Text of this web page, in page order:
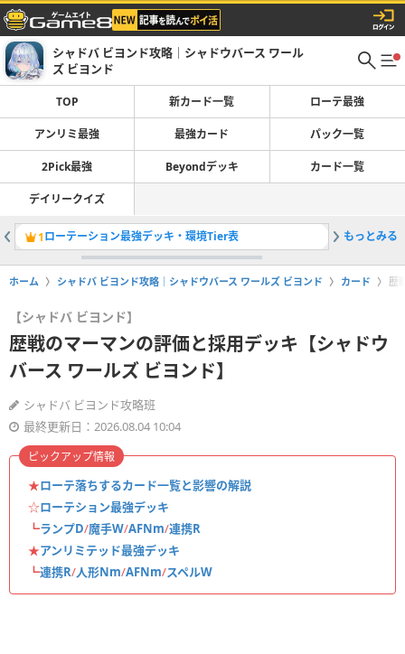
シャドバ ビヨンド攻略｜シャドウバース ワール
ズ ビヨンド
TOP 新カード一覧 ローテ最強
アンリミ最強 最強カード パック一覧
2Pick最強 Beyondデッキ カード一覧
デイリークイズ
1ローテーション最強デッキ・環境Tier表 2魔手ウ
もっとみる
ホーム シャドバ ビヨンド攻略｜シャドウバース ワールズ ビヨンド カード 歴
【シャドバ ビヨンド】
歴戦のマーマンの評価と採用デッキ【シャドウ
バース ワールズ ビヨンド】
シャドバ ビヨンド攻略班
最終更新日：2026.08.04 10:04
★ローテ落ちするカード一覧と影響の解説
☆ローテション最強デッキ
┗ランプD/魔手W/AFNm/連携R
★アンリミテッド最強デッキ
┗連携R/人形Nm/AFNm/スペルW
ピックアップ情報